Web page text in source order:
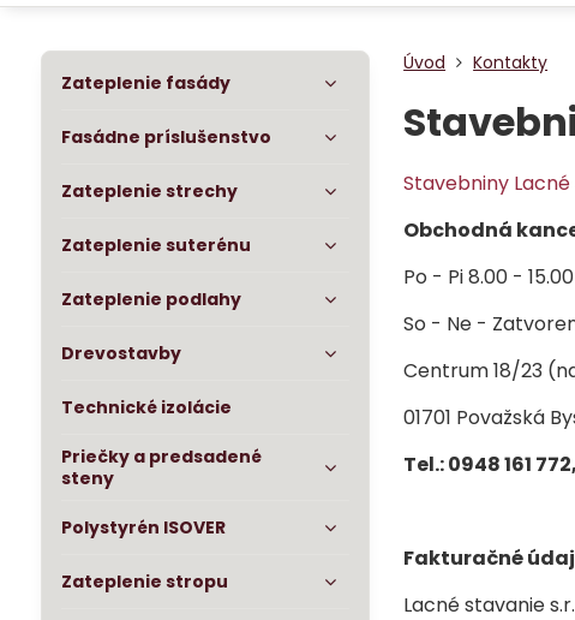
Úvod Kontakty
Stavebniny Lacné
Obchodná
Po - Pi 8.00 - 15.00
So - Ne -
Centrum 18/23
01701 Považská
Tel.: 0948 161
Fakturačné
Lacné stavanie
Zateplenie fasády
Fasádne príslušenstvo
Zateplenie strechy
Zateplenie suterénu
Zateplenie podlahy
Drevostavby
Technické izolácie
Priečky a predsadené
steny
Polystyrén ISOVER
Zateplenie stropu